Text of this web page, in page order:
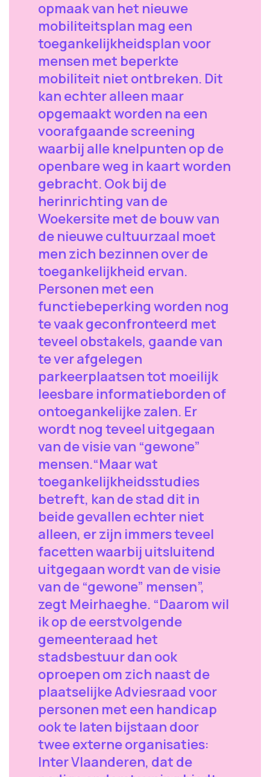
opmaak van het nieuwe
mobiliteitsplan mag een
toegankelijkheidsplan voor
mensen met beperkte
mobiliteit niet ontbreken. Dit
kan echter alleen maar
opgemaakt worden na een
voorafgaande screening
waarbij alle knelpunten op de
openbare weg in kaart worden
gebracht. Ook bij de
herinrichting van de
Woekersite met de bouw van
de nieuwe cultuurzaal moet
men zich bezinnen over de
toegankelijkheid ervan.
Personen met een
functiebeperking worden nog
te vaak geconfronteerd met
teveel obstakels, gaande van
te ver afgelegen
parkeerplaatsen tot moeilijk
leesbare informatieborden of
ontoegankelijke zalen. Er
wordt nog teveel uitgegaan
van de visie van “gewone”
mensen.“Maar wat
toegankelijkheidsstudies
betreft, kan de stad dit in
beide gevallen echter niet
alleen, er zijn immers teveel
facetten waarbij uitsluitend
uitgegaan wordt van de visie
van de “gewone” mensen”,
zegt Meirhaeghe. “Daarom wil
ik op de eerstvolgende
gemeenteraad het
stadsbestuur dan ook
oproepen om zich naast de
plaatselijke Adviesraad voor
personen met een handicap
ook te laten bijstaan door
twee externe organisaties:
Inter Vlaanderen, dat de